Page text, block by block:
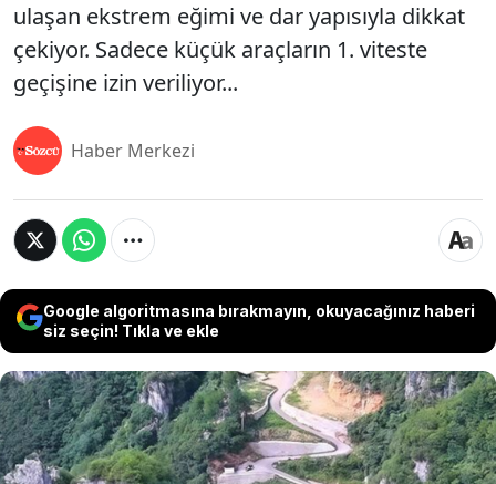
ulaşan ekstrem eğimi ve dar yapısıyla dikkat
çekiyor. Sadece küçük araçların 1. viteste
geçişine izin veriliyor...
Haber Merkezi
Google algoritmasına bırakmayın, okuyacağınız haberi
siz seçin! Tıkla ve ekle
Çin’in Chongqing bölgesindeki Wuxi ilçesinde,
iki dev uçurumun arasına inşa edilen 453